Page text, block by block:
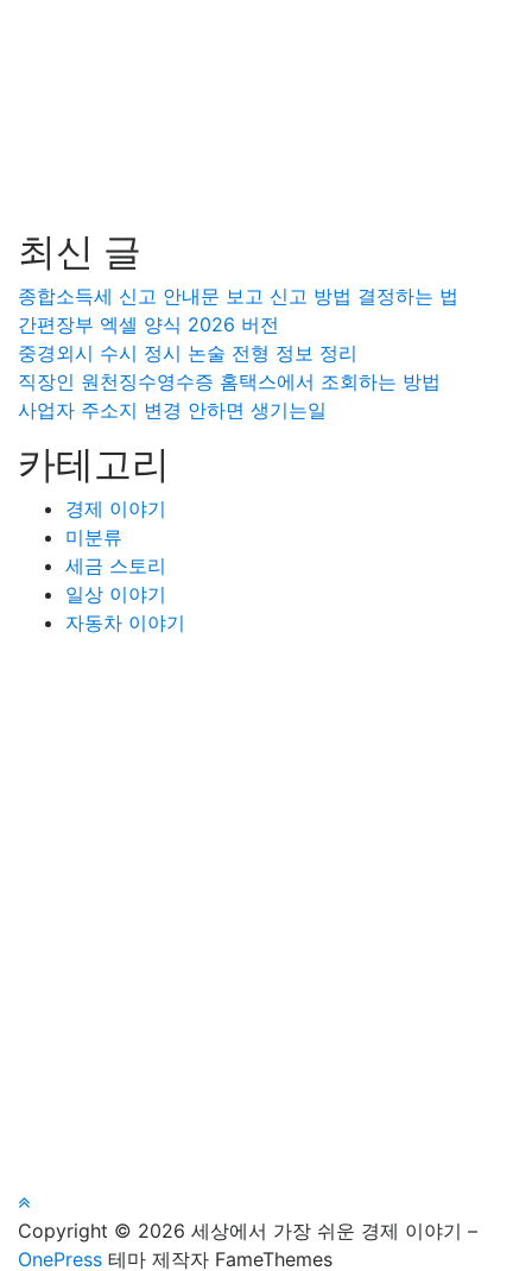
최신 글
종합소득세 신고 안내문 보고 신고 방법 결정하는 법
간편장부 엑셀 양식 2026 버전
중경외시 수시 정시 논술 전형 정보 정리
직장인 원천징수영수증 홈택스에서 조회하는 방법
사업자 주소지 변경 안하면 생기는일
카테고리
경제 이야기
미분류
세금 스토리
일상 이야기
자동차 이야기
Copyright © 2026 세상에서 가장 쉬운 경제 이야기 –
OnePress 테마 제작자 FameThemes